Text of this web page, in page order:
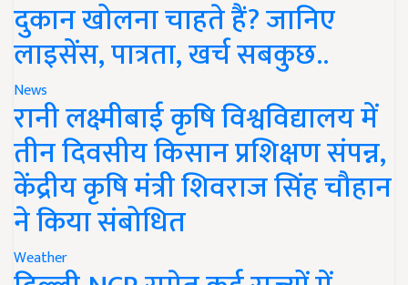
दुकान खोलना चाहते हैं? जानिए
लाइसेंस, पात्रता, खर्च सबकुछ..
News
रानी लक्ष्मीबाई कृषि विश्वविद्यालय में
तीन दिवसीय किसान प्रशिक्षण संपन्न,
केंद्रीय कृषि मंत्री शिवराज सिंह चौहान
ने किया संबोधित
Weather